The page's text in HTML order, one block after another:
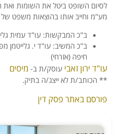
לסיום השופט ביטל את השומות
מע"מ וחייב אותו בהוצאות משפט של 50 אלף שקל.
ב"כ המבקשות: עו"ד עמית
ב"כ המשיב: עו"ד י. גלייטמן
חיפה (אזרחי)
עו"ד ירון זאבי עוסק/ת ב- מיסים
** הכותב/ת לא ייצג/ה בתיק.
פורסם באתר פסק דין